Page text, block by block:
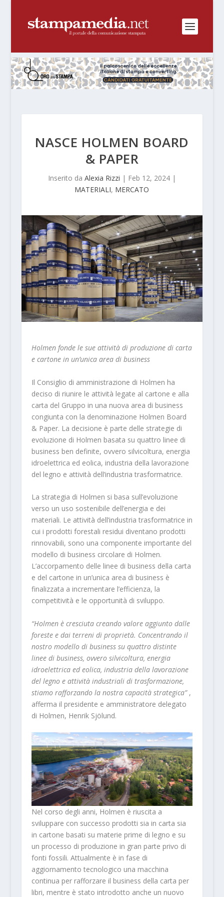
NASCE HOLMEN BOARD
& PAPER
Inserito da Alexia Rizzi | Feb 12, 2024|
MATERIALI, MERCATO
Holmen fonde le sue attività di produzione di carta
e cartone in un’unica area di business
Il Consiglio di amministrazione di Holmen ha
deciso di riunire le attività legate al cartone e alla
carta del Gruppo in una nuova area di business
congiunta con la denominazione Holmen Board
& Paper. La decisione è parte delle strategie di
evoluzione di Holmen basata su quattro linee di
business ben definite, ovvero silvicoltura, energia
idroelettrica ed eolica, industria della lavorazione
del legno e attività dell’industria trasformatrice.
La strategia di Holmen si basa sull’evoluzione
verso un uso sostenibile dell’energia e dei
materiali. Le attività dell’industria trasformatrice in
cui i prodotti forestali residui diventano prodotti
rinnovabili, sono una componente importante del
modello di business circolare di Holmen.
L’accorpamento delle linee di business della carta
e del cartone in un’unica area di business è
finalizzata a incrementare l’efficienza, la
competitività e le opportunità di sviluppo.
“Holmen è cresciuta creando valore aggiunto dalle
foreste e dai terreni di proprietà. Concentrando il
nostro modello di business su quattro distinte
linee di business, ovvero silvicoltura, energia
idroelettrica ed eolica, industria della lavorazione
del legno e attività industriali di trasformazione,
stiamo rafforzando la nostra capacità strategica”,
afferma il presidente e amministratore delegato
di Holmen, Henrik Sjölund.
Nel corso degli anni, Holmen è riuscita a
sviluppare con successo prodotti sia in carta sia
in cartone basati su materie prime di legno e su
un processo di produzione in gran parte privo di
fonti fossili. Attualmente è in fase di
aggiornamento tecnologico una macchina
continua per rafforzare il business della carta per
libri, mentre è stato introdotto anche un nuovo